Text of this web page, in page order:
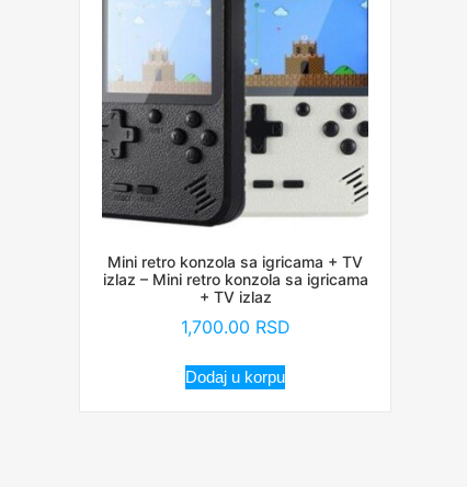
Mini retro konzola sa igricama + TV
izlaz – Mini retro konzola sa igricama
+ TV izlaz
1,700.00 RSD
Dodaj u korpu